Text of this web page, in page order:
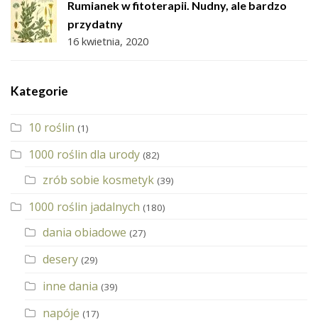
Rumianek w fitoterapii. Nudny, ale bardzo
przydatny
16 kwietnia, 2020
Kategorie
10 roślin (1)
1000 roślin dla urody (82)
zrób sobie kosmetyk (39)
1000 roślin jadalnych (180)
dania obiadowe (27)
desery (29)
inne dania (39)
napóje (17)